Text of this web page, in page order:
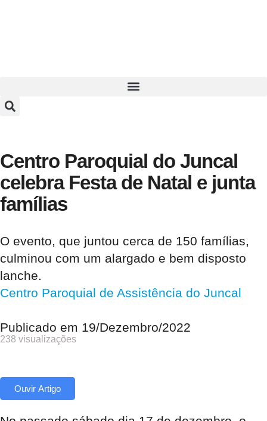
Centro Paroquial do Juncal
celebra Festa de Natal e junta
famílias
O evento, que juntou cerca de 150 famílias,
culminou com um alargado e bem disposto
lanche.
Centro Paroquial de Assistência do Juncal
Publicado em 19/Dezembro/2022
238 visualizações
Ouvir Artigo